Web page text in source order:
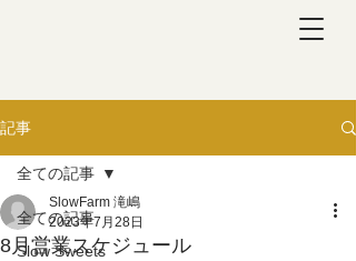
記事
全ての記事
Slow Sweets
全ての記事
8月営業スケジュール
SlowFarm 滝嶋
2023年7月28日